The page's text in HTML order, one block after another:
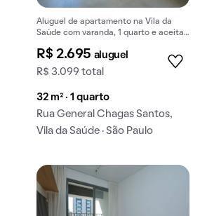
Aluguel de apartamento na Vila da
Saúde com varanda, 1 quarto e aceita
R$ 2.695 aluguel
R$ 3.099 total
32 m² · 1 quarto
Rua General Chagas Santos,
Vila da Saúde · São Paulo